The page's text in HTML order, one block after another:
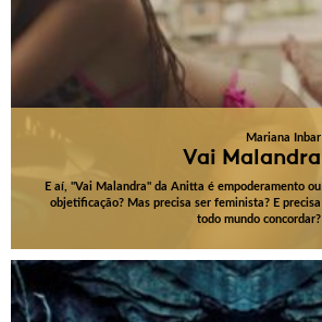
Mariana Inbar
Vai Malandra
E aí, "Vai Malandra" da Anitta é empoderamento ou
objetificação? Mas precisa ser feminista? E precisa
todo mundo concordar?